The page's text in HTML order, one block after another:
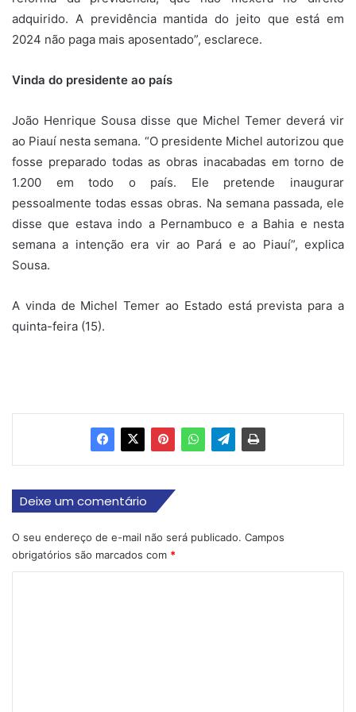
adquirido. A previdência mantida do jeito que está em
2024 não paga mais aposentado”, esclarece.
Vinda do presidente ao país
João Henrique Sousa disse que Michel Temer deverá vir
ao Piauí nesta semana. “O presidente Michel autorizou que
fosse preparado todas as obras inacabadas em torno de
1.200 em todo o país. Ele pretende inaugurar
pessoalmente todas essas obras. Na semana passada, ele
disse que estava indo a Pernambuco e a Bahia e nesta
semana a intenção era vir ao Pará e ao Piauí”, explica
Sousa.
A vinda de Michel Temer ao Estado está prevista para a
quinta-feira (15).
Deixe um comentário
O seu endereço de e-mail não será publicado. Campos
obrigatórios são marcados com *